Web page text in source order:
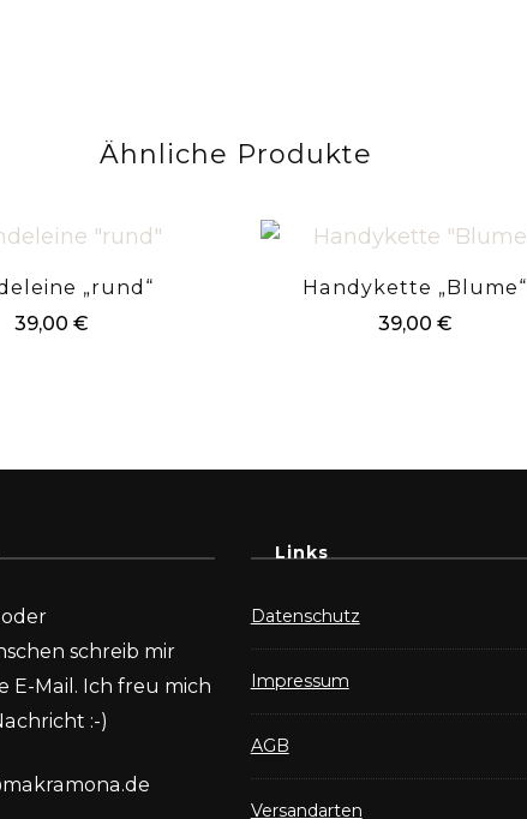
Ähnliche Produkte
„rund“
39,00€
Handykette „Blume“
39,00 €
oder
schreib mir
E-Mail. Ich freu mich
:-)
Links
Datenschutz
Impressum
AGB
Versandarten